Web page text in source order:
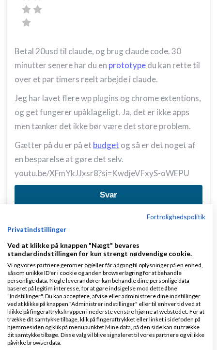
Betal 20usd til claude, og brug claude code. 30
minutter senere har du en prototypedu kan rette til
over et par timers reelt arbejde i claude.
Jeg har lavet flere wp plugins og chrome extentions,
og get fungerer upåklageligt. Ja, det er ikke apps
men tænker det ikke bør være det store problem.
Gætter på du er på et budget og så er det noget af
en besparelse at gøre det selv.
youtu.be/XFmYkJJxsr8?si=KwdjeVFxyS-oWEPU
Svar
Kristian_NissenSkrevet30-05-2026kl. 13:14
Lad mig høre mere :)
Fortrolighedspolitik
Privatindstillinger
Ved at klikke på knappen "Nægt" bevares
standardindstillingen for kun strengt nødvendige cookie.
Vi og vores partnere gemmer og/eller får adgang til oplysninger på en enhed,
såsom unikke ID'er i cookie og anden browserlagring for at behandle
personlige data. Nogle leverandører kan behandle dine personlige data
baseret på legitim interesse, for at gøre indsigelse mod dette åbne
"Indstillinger". Du kan acceptere, afvise eller administrere dine indstillinger
ved at klikke på knappen "Administrer indstillinger" eller til enhver tid ved at
klikke på fingeraftryksknappen i nederste venstre hjørne af webstedet. For at
trække dit samtykke tilbage, klik på fingeraftrykket eller linket i sidefoden på
hjemmesiden og klik på menupunktet Mine data, på den side kan du trække
dit samtykke tilbage. Disse valg vil blive signaleret til vores partnere og vil ikke
påvirke browserdata.